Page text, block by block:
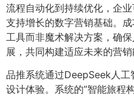
流程自动化到持续优化，企
支持增长的数字营销基础。
工具而非魔术解决方案，确
展，共同构建适应未来的营销
品推系统通过DeepSeek人
设计体验。系统的”智能旅程